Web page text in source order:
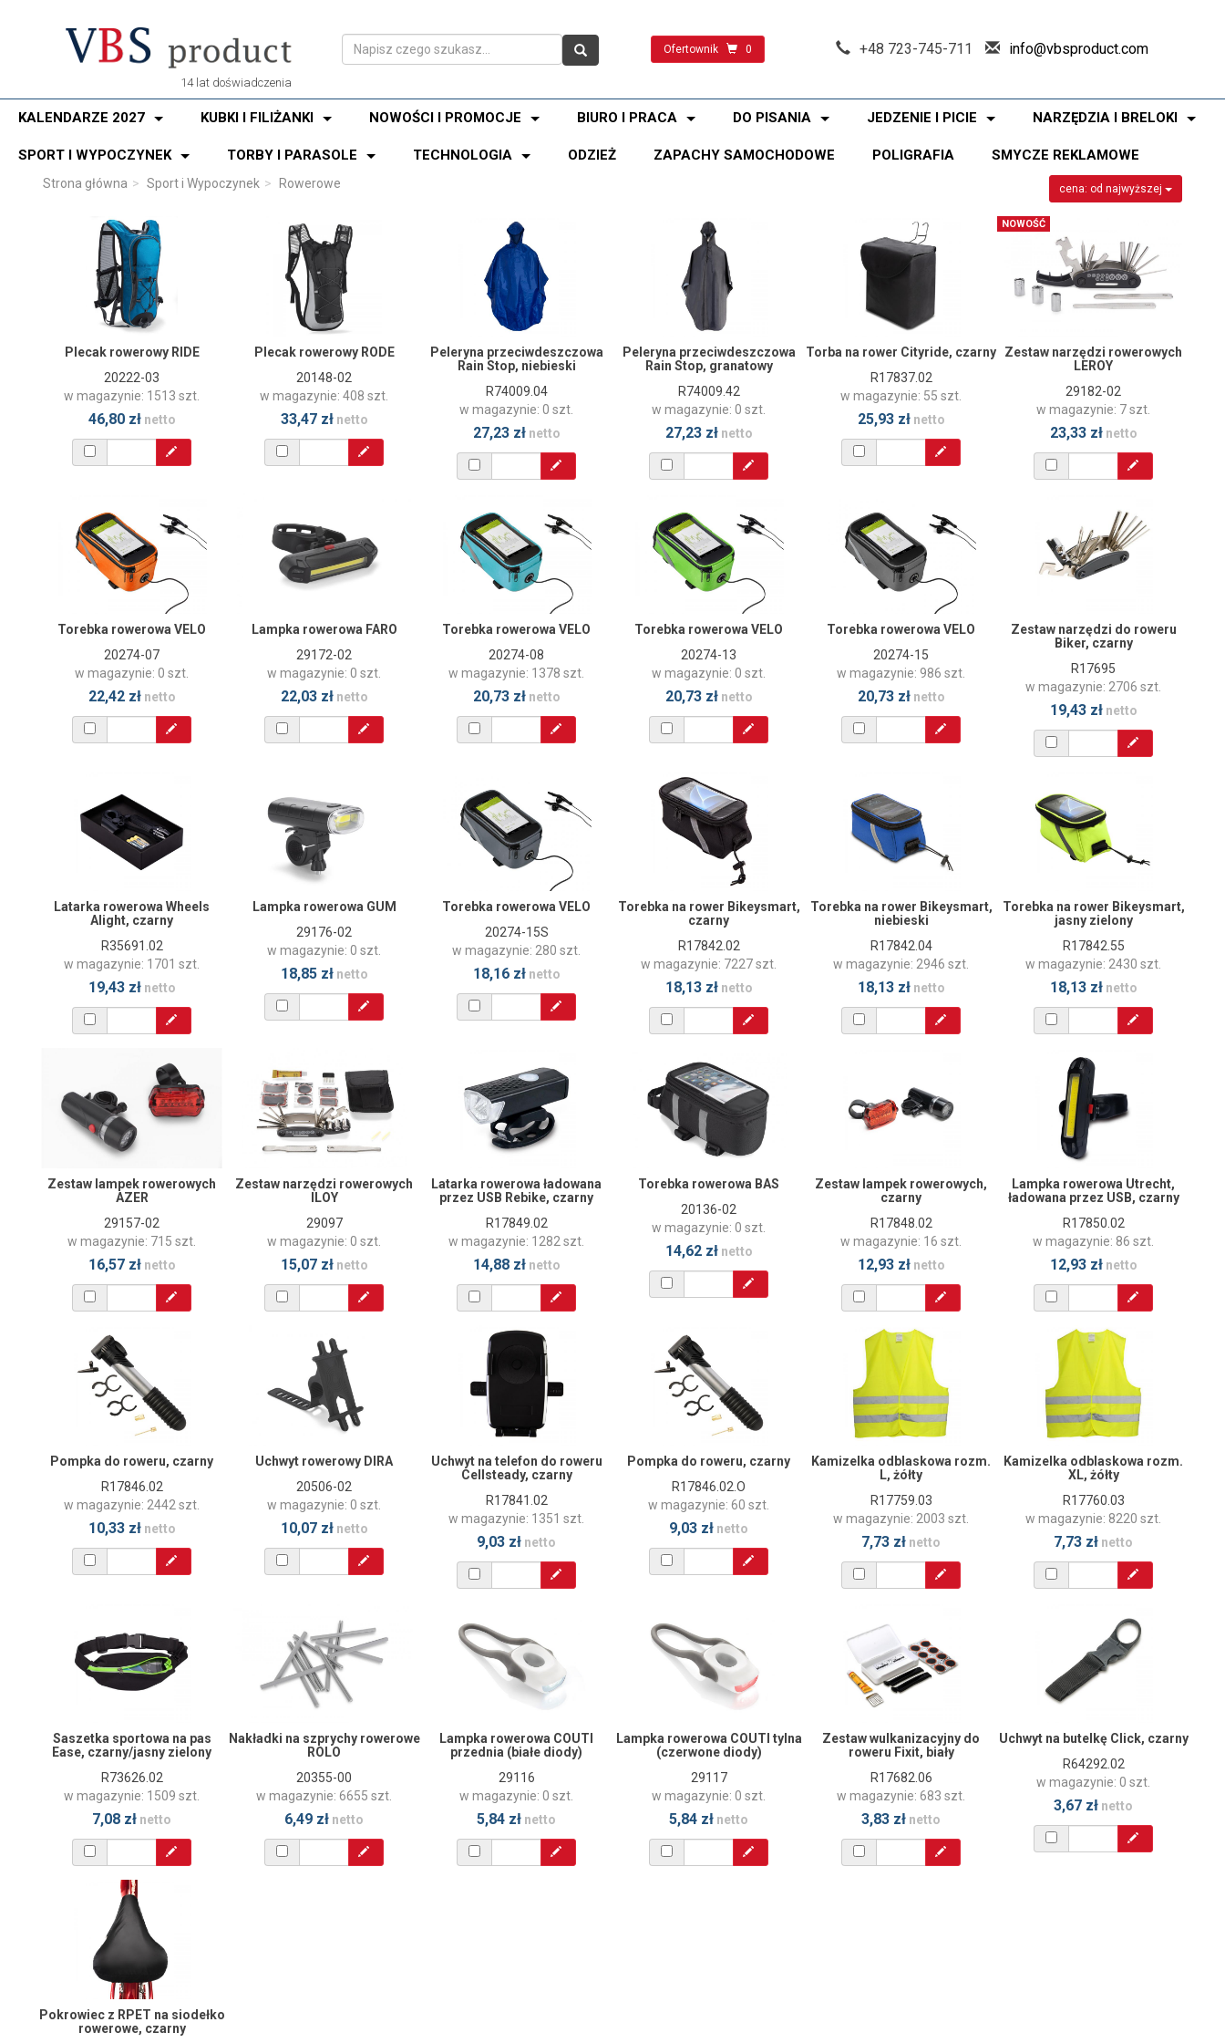
14 lat doświadczenia
Ofertownik 0 +48 723-745-711 info@vbsproduct.com
KALENDARZE 2027 KUBKI I FILIŻANKI NOWOŚCI I PROMOCJE BIURO I PRACA DO PISANIA JEDZENIE I PICIE NARZĘDZIA I BRELOKI
SPORT I WYPOCZYNEK TORBY I PARASOLE TECHNOLOGIA ODZIEŻ ZAPACHY SAMOCHODOWE POLIGRAFIA SMYCZE REKLAMOWE
Strona główna Sport i Wypoczynek Rowerowe cena: od najwyższej
Plecak rowerowy RIDE
20222-03
w magazynie: 1513 szt.
46,80 złnetto
Plecak rowerowy RODE
20148-02
w magazynie: 408 szt.
33,47 złnetto
Peleryna przeciwdeszczowa
Rain Stop, niebieski
R74009.04
w magazynie: 0 szt.
27,23 złnetto
Peleryna przeciwdeszczowa
Rain Stop, granatowy
R74009.42
w magazynie: 0 szt.
27,23 złnetto
Torba na rower Cityride, czarny
R17837.02
w magazynie: 55 szt.
25,93 złnetto
NOWOŚĆ
Zestaw narzędzi rowerowych
LEROY
29182-02
w magazynie: 7 szt.
23,33 złnetto
Torebka rowerowa VELO
20274-07
w magazynie: 0 szt.
22,42 złnetto
Lampka rowerowa FARO
29172-02
w magazynie: 0 szt.
22,03 złnetto
Torebka rowerowa VELO
20274-08
w magazynie: 1378 szt.
20,73 złnetto
Torebka rowerowa VELO
20274-13
w magazynie: 0 szt.
20,73 złnetto
Torebka rowerowa VELO
20274-15
w magazynie: 986 szt.
20,73 złnetto
Zestaw narzędzi do roweru
Biker, czarny
R17695
w magazynie: 2706 szt.
19,43 złnetto
Latarka rowerowa Wheels
Alight, czarny
R35691.02
w magazynie: 1701 szt.
19,43 złnetto
Lampka rowerowa GUM
29176-02
w magazynie: 0 szt.
18,85 złnetto
Torebka rowerowa VELO
20274-15S
w magazynie: 280 szt.
18,16 złnetto
Torebka na rower Bikeysmart,
czarny
R17842.02
w magazynie: 7227 szt.
18,13 złnetto
Torebka na rower Bikeysmart,
niebieski
R17842.04
w magazynie: 2946 szt.
18,13 złnetto
Torebka na rower Bikeysmart,
jasny zielony
R17842.55
w magazynie: 2430 szt.
18,13 złnetto
Zestaw lampek rowerowych
AZER
29157-02
w magazynie: 715 szt.
16,57 złnetto
Zestaw narzędzi rowerowych
ILOY
29097
w magazynie: 0 szt.
15,07 złnetto
Latarka rowerowa ładowana
przez USB Rebike, czarny
R17849.02
w magazynie: 1282 szt.
14,88 złnetto
Torebka rowerowa BAS
20136-02
w magazynie: 0 szt.
14,62 złnetto
Zestaw lampek rowerowych,
czarny
R17848.02
w magazynie: 16 szt.
12,93 złnetto
Lampka rowerowa Utrecht,
ładowana przez USB, czarny
R17850.02
w magazynie: 86 szt.
12,93 złnetto
Pompka do roweru, czarny
R17846.02
w magazynie: 2442 szt.
10,33 złnetto
Uchwyt rowerowy DIRA
20506-02
w magazynie: 0 szt.
10,07 złnetto
Uchwyt na telefon do roweru
Cellsteady, czarny
R17841.02
w magazynie: 1351 szt.
9,03 zł netto
Pompka do roweru, czarny
R17846.02.O
w magazynie: 60 szt.
9,03 zł netto
Kamizelka odblaskowa rozm.
L, żółty
R17759.03
w magazynie: 2003 szt.
7,73 zł netto
Kamizelka odblaskowa rozm.
XL, żółty
R17760.03
w magazynie: 8220 szt.
7,73 zł netto
Saszetka sportowa na pas
Ease, czarny/jasny zielony
R73626.02
w magazynie: 1509 szt.
7,08 zł netto
Nakładki na szprychy rowerowe
ROLO
20355-00
w magazynie: 6655 szt.
6,49 zł netto
Lampka rowerowa COUTI
przednia (białe diody)
29116
w magazynie: 0 szt.
5,84 zł netto
Lampka rowerowa COUTI tylna
(czerwone diody)
29117
w magazynie: 0 szt.
5,84 zł netto
Zestaw wulkanizacyjny do
roweru Fixit, biały
R17682.06
w magazynie: 683 szt.
3,83 zł netto
Uchwyt na butelkę Click, czarny
R64292.02
w magazynie: 0 szt.
3,67 zł netto
Pokrowiec z RPET na siodełko
rowerowe, czarny